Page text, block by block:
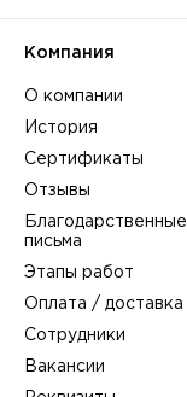
Компания
О компании
История
Сертификаты
Отзывы
Благодарственные
письма
Этапы работ
Оплата / доставка
Сотрудники
Вакансии